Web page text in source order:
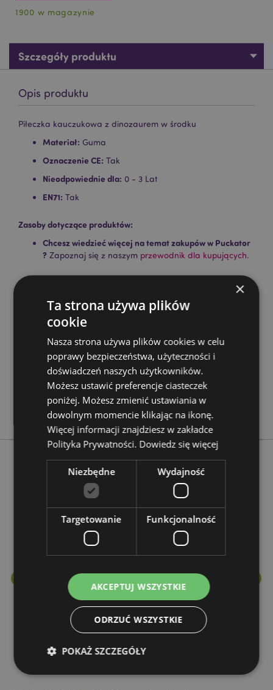
1900 w magazynie
Szczegóły produktu
Opis produktu
Piłeczka kauczukowa z dinozaurem w środku
Materiał: Guma
Oznaczenie CE: Tak
Nieodpowiednie dla: 0 - 3 Lat
EN71: Tak
Zasoby dotyczące produktów:
Chcesz wiedzieć więcej na temat zakupów w Puckator
? Zapoznaj się z naszym przewodnik dla kupujących.
informacji
Wysokość 4cm Szerokość 4cm Głębokość 4cm
400
0.035000
Nie
Nie
Więcej z tego kategorii
×
Ta strona używa plików
cookie
Nasza strona używa plików cookies w celu
poprawy bezpieczeństwa, użyteczności i
doświadczeń naszych użytkowników.
Możesz ustawić preferencje ciasteczek
poniżej. Możesz zmienić ustawiania w
dowolnym momencie klikając na ikonę.
Więcej informacji znajdziesz w zakładce
Polityka Prywatności. Dowiedz się więcej
Niezbędne Wydajność
Targetowanie Funkcjonalność
AKCEPTUJ WSZYSTKIE
ODRZUĆ WSZYSTKIE
POKAŻ SZCZEGÓŁY